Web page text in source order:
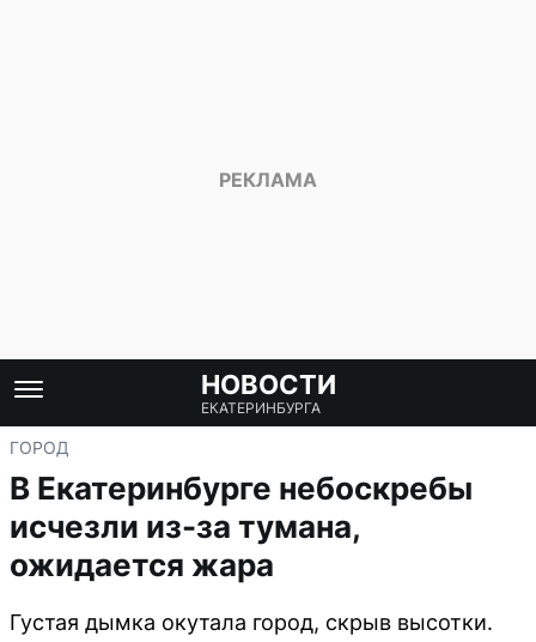
НОВОСТИ
ЕКАТЕРИНБУРГА
ГОРОД
В Екатеринбурге небоскребы
исчезли из-за тумана,
ожидается жара
Густая дымка окутала город, скрыв высотки.